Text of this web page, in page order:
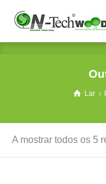
Lar
A mostrar todos os 5